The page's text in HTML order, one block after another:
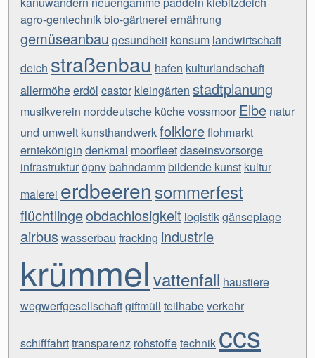
agro-gentechnikbio-gärtnerei ernährung
gemüseanbau gesundheit konsum landwirtschaft
deich straßenbau hafen kulturlandschaft
allermöheerdöl castor kleingärten stadtplanung
musikverein norddeutsche küchevossmoor Elbe natur
und umwelt kunsthandwerkfolkloreflohmarkt
erntekönigin denkmal moorfleetdaseinsvorsorge
infrastrukturöpnvbahndammbildende kunst kultur
malerei erdbeeren sommerfest
flüchtlingeobdachlosigkeit logistikgänseplage
airbus wasserbau fracking industrie
krümmel vattenfall haustiere
wegwerfgesellschaftgiftmüll teilhabeverkehr
schifffahrttransparenz rohstoffetechnik ccs